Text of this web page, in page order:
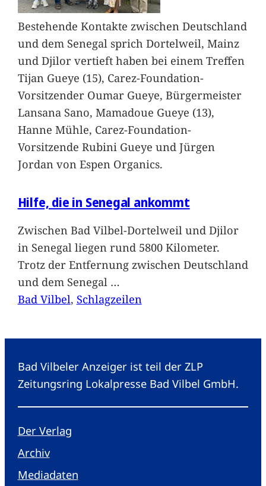
Bestehende Kontakte zwischen Deutschland
und dem Senegal sprich Dortelweil, Mainz
und Djilor vertieft haben bei einem Treffen
Tijan Gueye (15), Carez-Foundation-
Vorsitzender Oumar Gueye, Bürgermeister
Lansana Sano, Mamadoue Gueye (13),
Hanne Mühle, Carez-Foundation-
Vorsitzende Rubini Gueye und Jürgen
Jordan von Espen Organics.
Hilfe, die in Senegal ankommt
Zwischen Bad Vilbel-Dortelweil und Djilor
in Senegal liegen rund 5800 Kilometer.
Trotz der Entfernung zwischen Deutschland
und dem Senegal …
Bad Vilbel, Schlagzeilen
Bad Vilbeler Anzeiger ist teil der ZLP
Zeitungsring Lokalpresse Bad Vilbel GmbH.
Der Verlag
Archiv
Mediadaten